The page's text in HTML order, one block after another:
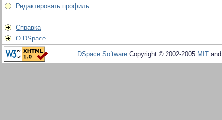
Редактировать профиль
Справка
О DSpace
DSpace Software Copyright © 2002-2005 MIT